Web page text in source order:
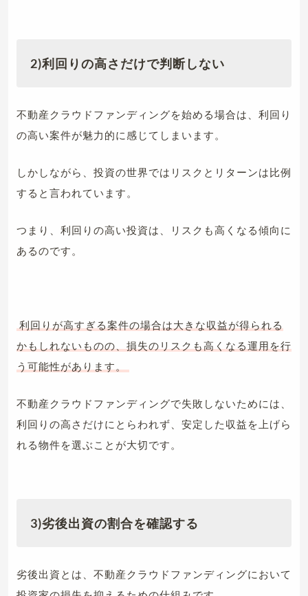
2)利回りの高さだけで判断しない
不動産クラウドファンディングを始める場合は、利回り
の高い案件が魅力的に感じてしまいます。
しかしながら、投資の世界ではリスクとリターンは比例
すると言われています。
つまり、利回りの高い投資は、リスクも高くなる傾向に
あるのです。
利回りが高すぎる案件の場合は大きな収益が得られる
かもしれないものの、損失のリスクも高くなる運用を行
う可能性があります。
不動産クラウドファンディングで失敗しないためには、
利回りの高さだけにとらわれず、安定した収益を上げら
れる物件を選ぶことが大切です。
3)劣後出資の割合を確認する
劣後出資とは、不動産クラウドファンディングにおいて